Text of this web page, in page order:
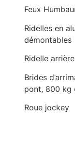
Feux
Ridelles en
démontables
Ridelle
Brides
pont, 800 kg
Roue jockey